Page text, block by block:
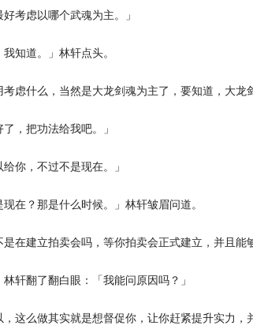
虑以哪个武魂为主。」
道。」林轩点头。
什么，当然是大龙剑魂为主了，要知道，大龙
把功法给我吧。」
，不过不是现在。」
？那是什么时候。」林轩皱眉问道。
建立拍卖会吗，等你拍卖会正式建立，并且能
翻了翻白眼：「我能问原因吗？」
么做其实就是想督促你，让你赶紧提升实力，